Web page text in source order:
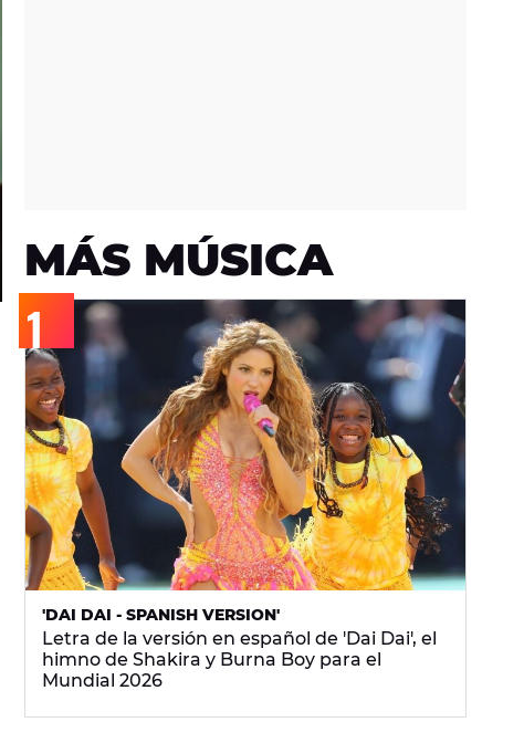
MÁS MÚSICA
'DAI DAI - SPANISH VERSION'
Letra de la versión en español de 'Dai Dai', el
himno de Shakira y Burna Boy para el
Mundial 2026